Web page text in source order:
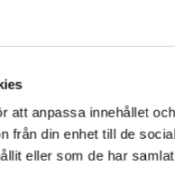
att anpassa innehållet
från din enhet till de
eller som de har